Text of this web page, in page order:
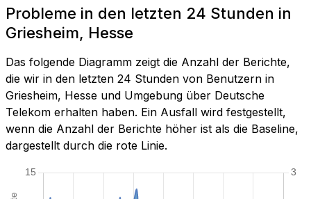
Probleme in den letzten 24 Stunden in
Griesheim, Hesse
Das folgende Diagramm zeigt die Anzahl der Berichte,
die wir in den letzten 24 Stunden von Benutzern in
Griesheim, Hesse und Umgebung über Deutsche
Telekom erhalten haben. Ein Ausfall wird festgestellt,
wenn die Anzahl der Berichte höher ist als die Baseline,
dargestellt durch die rote Linie.